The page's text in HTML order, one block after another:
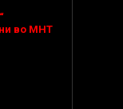
во МНТ